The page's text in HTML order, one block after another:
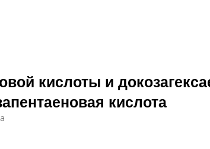
кислоты и
кислота